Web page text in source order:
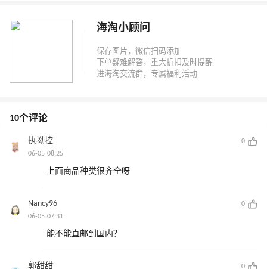
海淘小顾问
10个评论
执拗控
0
06-05 08:25
上面商品种类很齐全呀
Nancy96
0
06-05 07:31
能不能直邮到国内？
郭甜甜
0